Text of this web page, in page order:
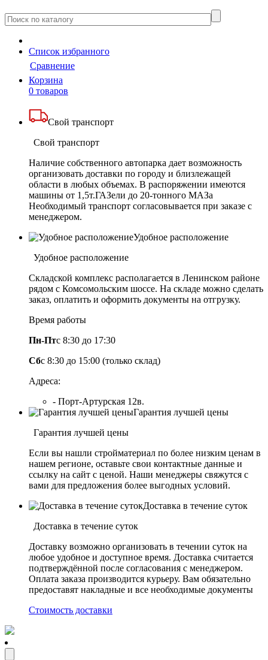
Cписок избранного
Сравнение
Корзина
0 товаров
Свой транспорт
Свой транспорт
Наличие собственного автопарка дает возможность
организовать доставки по городу и близлежащей
области в любых объемах. В распоряжении имеются
машины от 1,5т.ГАЗели до 20-тонного МАЗа
Необходимый транспорт согласовывается при заказе с
менеджером.
Удобное расположение
Удобное расположение
Складской комплекс располагается в Ленинском районе
рядом с Комсомольским шоссе. На складе можно сделать
заказ, оплатить и оформить документы на отгрузку.
Время работы
Пн-Птс 8:30 до 17:30
Сбс 8:30 до 15:00 (только склад)
Адреса:
- Порт-Артурская 12в.
Гарантия лучшей цены
Гарантия лучшей цены
Если вы нашли стройматериал по более низким ценам в
нашем регионе, оставьте свои контактные данные и
ссылку на сайт с ценой. Наши менеджеры свяжутся с
вами для предложения более выгодных условий.
Доставка в течение суток
Доставка в течение суток
Доставку возможно организовать в течении суток на
любое удобное и доступное время. Доставка считается
подтверждённой после согласования с менеджером.
Оплата заказа производится курьеру. Вам обязательно
предоставят накладные и все необходимые документы
Стоимость доставки